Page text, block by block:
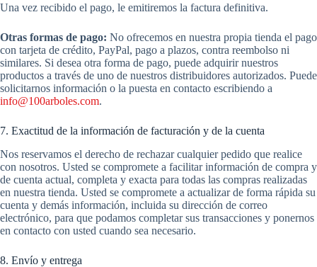
Una vez recibido el pago, le emitiremos la factura definitiva.
Otras formas de pago: No ofrecemos en nuestra propia tienda el pago
con tarjeta de crédito, PayPal, pago a plazos, contra reembolso ni
similares. Si desea otra forma de pago, puede adquirir nuestros
productos a través de uno de nuestros distribuidores autorizados. Puede
solicitarnos información o la puesta en contacto escribiendo a
info@100arboles.com.
7. Exactitud de la información de facturación y de la cuenta
Nos reservamos el derecho de rechazar cualquier pedido que realice
con nosotros. Usted se compromete a facilitar información de compra y
de cuenta actual, completa y exacta para todas las compras realizadas
en nuestra tienda. Usted se compromete a actualizar de forma rápida su
cuenta y demás información, incluida su dirección de correo
electrónico, para que podamos completar sus transacciones y ponernos
en contacto con usted cuando sea necesario.
8. Envío y entrega